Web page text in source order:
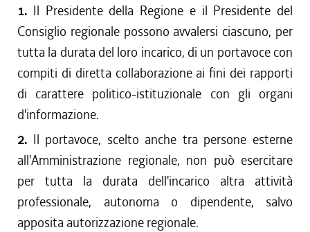
1. Il Presidente della Regione e il Presidente del
Consiglio regionale possono avvalersi ciascuno, per
tutta la durata del loro incarico, di un portavoce con
compiti di diretta collaborazione ai fini dei rapporti
di carattere politico-istituzionale con gli organi
d'informazione.
2. Il portavoce, scelto anche tra persone esterne
all'Amministrazione regionale, non può esercitare
per tutta la durata dell'incarico altra attività
professionale, autonoma o dipendente, salvo
apposita autorizzazione regionale.